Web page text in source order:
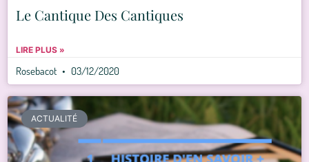
Le Cantique Des Cantiques
LIRE PLUS »
Rosebacot 03/12/2020
ACTUALITÉ